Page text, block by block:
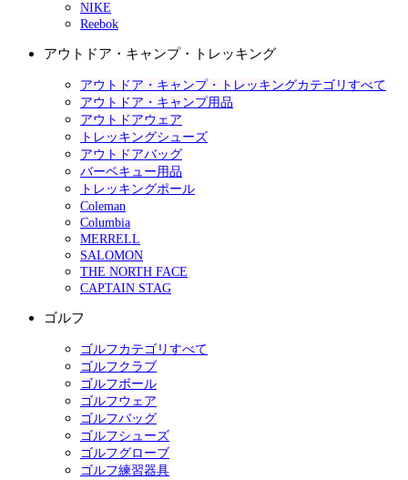
NIKE
Reebok
アウトドア・キャンプ・トレッキング
アウトドア・キャンプ・トレッキングカテゴリすべて
アウトドア・キャンプ用品
アウトドアウェア
トレッキングシューズ
アウトドアバッグ
バーベキュー用品
トレッキングポール
Coleman
Columbia
MERRELL
SALOMON
THE NORTH FACE
CAPTAIN STAG
ゴルフ
ゴルフカテゴリすべて
ゴルフクラブ
ゴルフボール
ゴルフウェア
ゴルフバッグ
ゴルフシューズ
ゴルフグローブ
ゴルフ練習器具